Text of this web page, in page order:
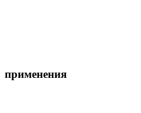
применения